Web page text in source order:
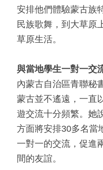
安排他們體驗蒙古族
民族歌舞，到大草原
草原生活。
與當地學生一對一交
內蒙古自治區青聯秘
蒙古並不遙遠，一直
遊交流十分頻繁。她
方面將安排30多名當
一對一的交流，促進
間的友誼。